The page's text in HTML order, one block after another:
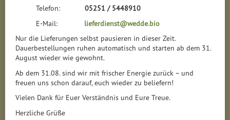
Telefon: 05251 / 5448910
E-Mail: lieferdienst@wedde.bio
Nur die Lieferungen selbst pausieren in dieser Zeit.
Dauerbestellungen ruhen automatisch und starten ab dem 31.
August wieder wie gewohnt.
Ab dem 31.08. sind wir mit frischer Energie zurück – und
freuen uns schon darauf, euch wieder zu beliefern!
Vielen Dank für Euer Verständnis und Eure Treue.
Herzliche Grüße